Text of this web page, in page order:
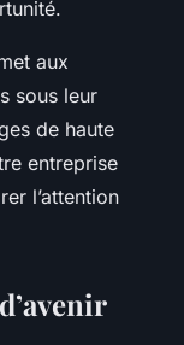
aux
sous leur
de haute
entreprise
l’attention